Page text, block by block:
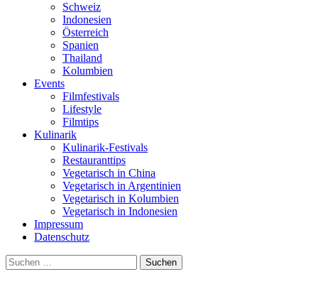
Schweiz
Indonesien
Österreich
Spanien
Thailand
Kolumbien
Events
Filmfestivals
Lifestyle
Filmtips
Kulinarik
Kulinarik-Festivals
Restauranttips
Vegetarisch in China
Vegetarisch in Argentinien
Vegetarisch in Kolumbien
Vegetarisch in Indonesien
Impressum
Datenschutz
Suchen
nach: